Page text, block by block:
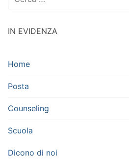
IN EVIDENZA
Home
Posta
Counseling
Scuola
Dicono di noi